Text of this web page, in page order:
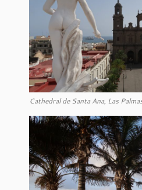
Cathedral de Santa Ana, Las